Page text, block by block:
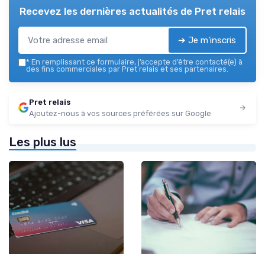
Recevez les dernières actualités de Pret relais
➔ Je m'inscris
* En remplissant ce formulaire, j’accepte d’être contacté(e) à
des fins commerciales par Pret relais et ses partenaires.
Pret relais
Ajoutez-nous à vos sources préférées sur Google
Les plus lus